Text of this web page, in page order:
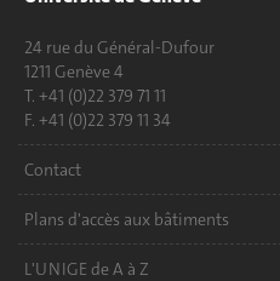
24 rue du Général-Dufour
1211 Genève 4
T. +41 (0)22 379 71 11
F. +41 (0)22 379 11 34
Contact
Plans d'accès aux bâtiments
L'UNIGE de A à Z